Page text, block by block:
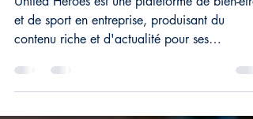
Heroes
United Heroes est une plateforme de bien-être
et de sport en entreprise, produisant du